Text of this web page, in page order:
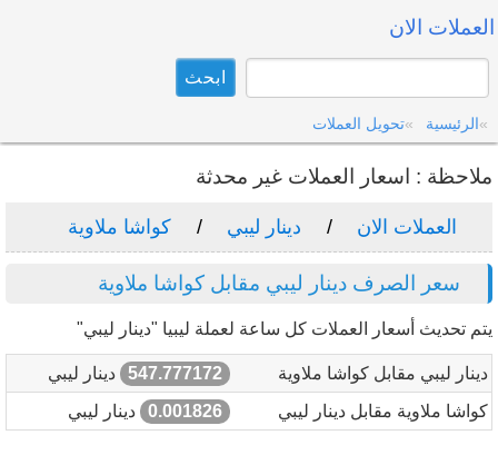
العملات الان
الرئيسية تحويل العملات
ملاحظة : اسعار العملات غير محدثة
العملات الان دينار ليبي كواشا ملاوية
سعر الصرف دينار ليبي مقابل كواشا ملاوية
يتم تحديث أسعار العملات كل ساعة لعملة ليبيا "دينار ليبي"
دينار ليبي مقابل كواشا ملاوية 547.777172
دينار ليبي
كواشا ملاوية مقابل دينار ليبي
0.001826 دينار ليبي